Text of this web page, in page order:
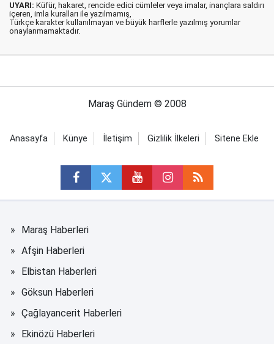
UYARI: Küfür, hakaret, rencide edici cümleler veya imalar, inançlara saldırı
içeren, imla kuralları ile yazılmamış,
Türkçe karakter kullanılmayan ve büyük harflerle yazılmış yorumlar
onaylanmamaktadır.
Maraş Gündem © 2008
Anasayfa Künye İletişim Gizlilik İlkeleri Sitene Ekle
Maraş Haberleri
Afşin Haberleri
Elbistan Haberleri
Göksun Haberleri
Çağlayancerit Haberleri
Ekinözü Haberleri